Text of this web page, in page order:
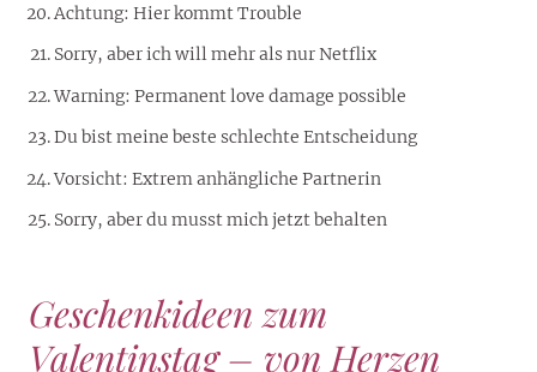
Achtung: Hier kommt Trouble
Sorry, aber ich will mehr als nur Netflix
Warning: Permanent love damage possible
Du bist meine beste schlechte Entscheidung
Vorsicht: Extrem anhängliche Partnerin
Sorry, aber du musst mich jetzt behalten
Geschenkideen zum
Valentinstag– von Herzen